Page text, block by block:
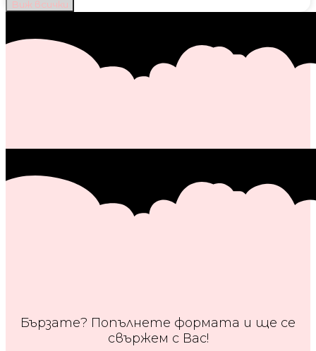
Виж всички
Бързате? Попълнете формата и ще се
свържем с Вас!